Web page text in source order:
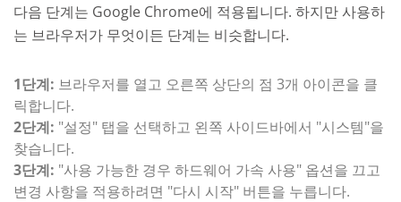
다음 단계는 Google Chrome에 적용됩니다. 하지만 사용하
는 브라우저가 무엇이든 단계는 비슷합니다.
1단계: 브라우저를 열고 오른쪽 상단의 점 3개 아이콘을 클
릭합니다.
2단계: "설정" 탭을 선택하고 왼쪽 사이드바에서 "시스템"을
찾습니다.
3단계: "사용 가능한 경우 하드웨어 가속 사용" 옵션을 끄고
변경 사항을 적용하려면 "다시 시작" 버튼을 누릅니다.